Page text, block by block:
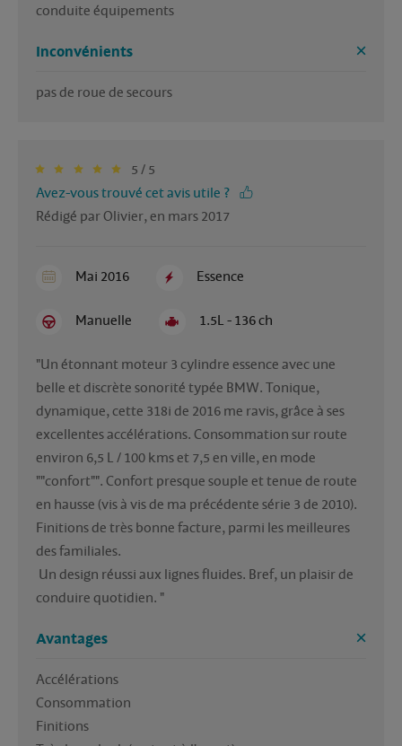
conduite équipements
Inconvénients
pas de roue de secours
5 / 5
Avez-vous trouvé cet avis utile ?
Rédigé par Olivier, en mars 2017
Mai 2016 Essence
Manuelle 1.5L - 136 ch
"Un étonnant moteur 3 cylindre essence avec une
belle et discrète sonorité typée BMW. Tonique,
dynamique, cette 318i de 2016 me ravis, grâce à ses
excellentes accélérations. Consommation sur route
environ 6,5 L / 100 kms et 7,5 en ville, en mode
""confort"". Confort presque souple et tenue de route
en hausse (vis à vis de ma précédente série 3 de 2010).
Finitions de très bonne facture, parmi les meilleures
des familiales.
conduire quotidien. "
Avantages
Accélérations
Consommation
Finitions